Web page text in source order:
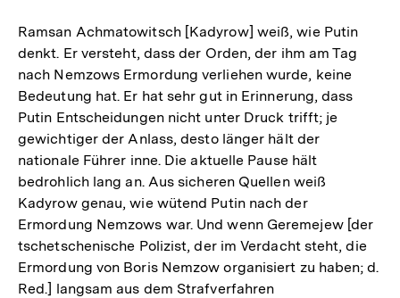
Ramsan Achmatowitsch [Kadyrow] weiß, wie Putin
denkt. Er versteht, dass der Orden, der ihm am Tag
nach Nemzows Ermordung verliehen wurde, keine
Bedeutung hat. Er hat sehr gut in Erinnerung, dass
Putin Entscheidungen nicht unter Druck trifft; je
gewichtiger der Anlass, desto länger hält der
nationale Führer inne. Die aktuelle Pause hält
bedrohlich lang an. Aus sicheren Quellen weiß
Kadyrow genau, wie wütend Putin nach der
Ermordung Nemzows war. Und wenn Geremejew [der
tschetschenische Polizist, der im Verdacht steht, die
Ermordung von Boris Nemzow organisiert zu haben; d.
Red.] langsam aus dem Strafverfahren